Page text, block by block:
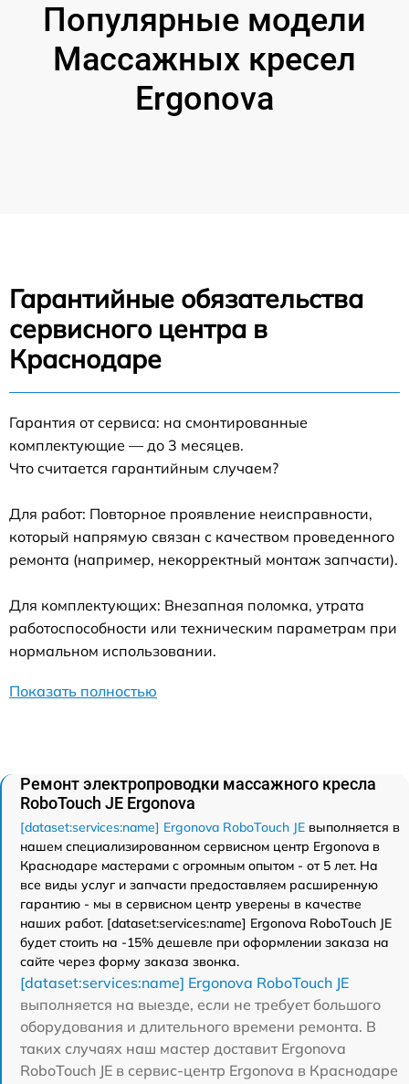
Популярные модели
Массажных кресел
Ergonova
Гарантийные обязательства
сервисного центра в
Краснодаре
Гарантия от сервиса: на смонтированные
комплектующие — до 3 месяцев.
Что считается гарантийным случаем?
Для работ: Повторное проявление неисправности,
который напрямую связан с качеством проведенного
ремонта (например, некорректный монтаж запчасти).
Для комплектующих: Внезапная поломка, утрата
работоспособности или техническим параметрам при
нормальном использовании.
Показать полностью
Ремонт электропроводки массажного кресла
RoboTouch JE Ergonova
[dataset:services:name] Ergonova RoboTouch JE выполняется в
нашем специализированном сервисном центр Ergonova в
Краснодаре мастерами с огромным опытом - от 5 лет. На
все виды услуг и запчасти предоставляем расширенную
гарантию - мы в сервисном центр уверены в качестве
наших работ. [dataset:services:name] Ergonova RoboTouch JE
будет стоить на -15% дешевле при оформлении заказа на
сайте через форму заказа звонка.
[dataset:services:name] Ergonova RoboTouch JE
выполняется на выезде, если не требует большого
оборудования и длительного времени ремонта. В
таких случаях наш мастер доставит Ergonova
RoboTouch JE в сервис-центр Ergonova в Краснодаре